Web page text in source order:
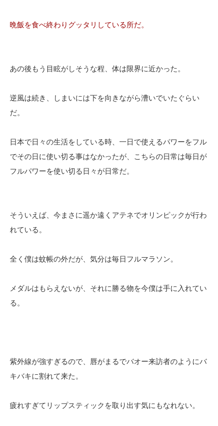
晩飯を食べ終わりグッタリしている所だ。
あの後もう目眩がしそうな程、体は限界に近かった。
逆風は続き、しまいには下を向きながら漕いでいたぐらい
だ。
日本で日々の生活をしている時、一日で使えるパワーをフル
でその日に使い切る事はなかったが、こちらの日常は毎日が
フルパワーを使い切る日々が日常だ。
そういえば、今まさに遥か遠くアテネでオリンピックが行わ
れている。
全く僕は蚊帳の外だが、気分は毎日フルマラソン。
メダルはもらえないが、それに勝る物を今僕は手に入れてい
る。
紫外線が強すぎるので、唇がまるでバオー来訪者のようにバ
キバキに割れて来た。
疲れすぎてリップスティックを取り出す気にもなれない。